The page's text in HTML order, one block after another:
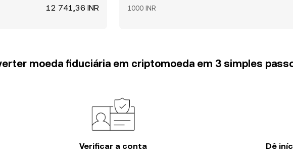
12 741,36 INR 1000 INR
moeda fiduciária em criptomoeda em 3 simples
Verificar a conta
Dê